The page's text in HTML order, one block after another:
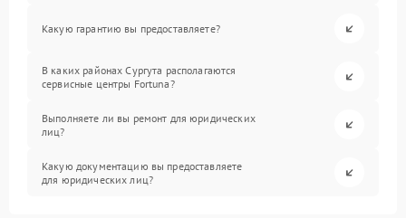
Какую гарантию вы предоставляете?
В каких районах Сургута располагаются
сервисные центры Fortuna?
Выполняете ли вы ремонт для юридических
лиц?
Какую документацию вы предоставляете
для юридических лиц?